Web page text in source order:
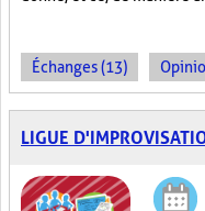
Échanges (13)
LIGUE